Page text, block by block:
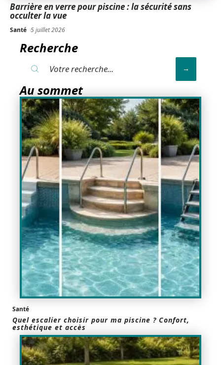
Barrière en verre pour piscine : la sécurité sans
occulter la vue
Santé 5 juillet 2026
Recherche
Au sommet
Santé
Quel escalier choisir pour ma piscine ? Confort,
esthétique et accès